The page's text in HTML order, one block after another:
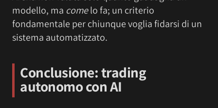
modello, ma comelo fa; un criterio
fondamentale per chiunque voglia fidarsi di un
sistema automatizzato.
Conclusione: trading
autonomo con AI